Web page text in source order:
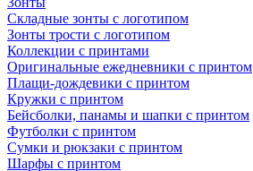
Складные зонты с логотипом
Зонты трости с логотипом
Коллекции с принтами
Оригинальные ежедневники с принтом
Плащи-дождевики с принтом
Кружки с принтом
Бейсболки, панамы и шапки с принтом
Футболки с принтом
Сумки и рюкзаки с принтом
Шарфы с принтом